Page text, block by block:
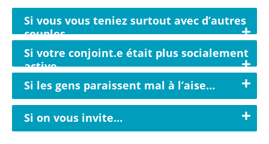
Si vous vous teniez surtout avec d’autres
couples…
Si votre conjoint.e était plus socialement
active…
Si les gens paraissent mal à l’aise…
Si on vous invite…